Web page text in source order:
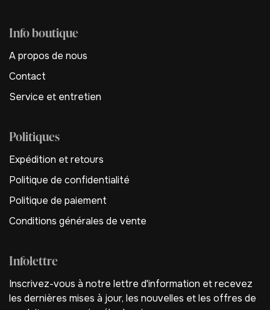
Info boutique
A propos de nous
Contact
Service et entretien
Politiques
Expédition et retours
Politique de confidentialité
Politique de paiement
Conditions générales de vente
Infolettre
Inscrivez-vous à notre lettre d'information et recevez
les dernières mises à jour, les nouvelles et les offres de